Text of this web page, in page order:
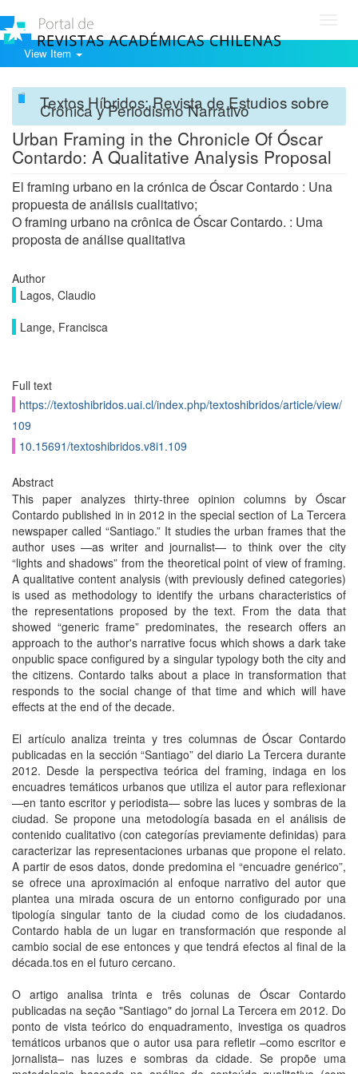
View Item
Textos Híbridos: Revista de Estudios sobre
Crónica y Periodismo Narrativo
Urban Framing in the Chronicle Of Óscar
Contardo: A Qualitative Analysis Proposal
El framing urbano en la crónica de Óscar Contardo : Una
propuesta de análisis cualitativo;
O framing urbano na crônica de Óscar Contardo. : Uma
proposta de análise qualitativa
Author
Lagos, Claudio
Lange, Francisca
Full text
https://textoshibridos.uai.cl/index.php/textoshibridos/article/view/
109
10.15691/textoshibridos.v8i1.109
Abstract
This paper analyzes thirty-three opinion columns by Óscar
Contardo published in in 2012 in the special section of La Tercera
newspaper called “Santiago.” It studies the urban frames that the
author uses —as writer and journalist— to think over the city
“lights and shadows” from the theoretical point of view of framing.
A qualitative content analysis (with previously defined categories)
is used as methodology to identify the urbans characteristics of
the representations proposed by the text. From the data that
showed “generic frame” predominates, the research offers an
approach to the author's narrative focus which shows a dark take
onpublic space configured by a singular typology both the city and
the citizens. Contardo talks about a place in transformation that
responds to the social change of that time and which will have
effects at the end of the decade.
El artículo analiza treinta y tres columnas de Óscar Contardo
publicadas en la sección “Santiago” del diario La Tercera durante
2012. Desde la perspectiva teórica del framing, indaga en los
encuadres temáticos urbanos que utiliza el autor para reflexionar
—en tanto escritor y periodista— sobre las luces y sombras de la
ciudad. Se propone una metodología basada en el análisis de
contenido cualitativo (con categorías previamente definidas) para
caracterizar las representaciones urbanas que propone el relato.
A partir de esos datos, donde predomina el “encuadre genérico”,
se ofrece una aproximación al enfoque narrativo del autor que
plantea una mirada oscura de un entorno configurado por una
tipología singular tanto de la ciudad como de los ciudadanos.
Contardo habla de un lugar en transformación que responde al
cambio social de ese entonces y que tendrá efectos al final de la
década.tos en el futuro cercano.
O artigo analisa trinta e três colunas de Óscar Contardo
publicadas na seção "Santiago" do jornal La Tercera em 2012. Do
ponto de vista teórico do enquadramento, investiga os quadros
temáticos urbanos que o autor usa para refletir –como escritor e
jornalista– nas luzes e sombras da cidade. Se propõe uma